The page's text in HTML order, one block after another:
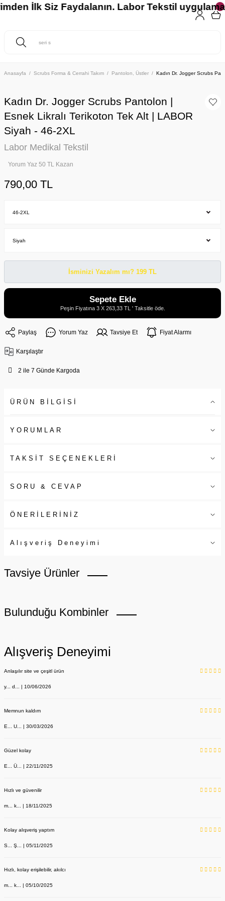
Anasayfa Scrubs Forma & Cerrahi Takım Pantolon, Üstler Kadın Dr. Jogger Scrubs
Kadın Dr. Jogger Scrubs Pantolon |
Esnek Likralı Terikoton Tek Alt | LABOR
Siyah - 46-2XL
Labor Medikal Tekstil
Yorum Yaz 50 TL Kazan
790,00 TL
İsminizi Yazalım mı? 199 TL
Sepete Ekle
Peşin Fiyatına 3 X 263,33 TL ' Taksitle öde.
Paylaş Yorum Yaz Tavsiye Et Fiyat Alarmı
Karşılaştır
2 ile 7 Günde Kargoda
ÜRÜN BİLGİSİ
YORUMLAR
TAKSİT SEÇENEKLERİ
SORU & CEVAP
ÖNERİLERİNİZ
Alışveriş Deneyimi
Tavsiye Ürünler
Bulunduğu Kombinler
Labor Medikal Tekstil
Alışveriş Deneyimi
Anlaşılır site ve çeşitl ürün
y... d... | 10/06/2026
Memnun kaldım
E... U... | 30/03/2026
Güzel kolay
E... Ü... | 22/11/2025
Hızlı ve güvenilir
m... k... | 18/11/2025
Kolay alışveriş yaptım
S... Ş... | 05/11/2025
Hızlı, kolay erişilebilir, akılcı
m... k... | 05/10/2025
İlk Siz Faydalanın. Labor Tekstil